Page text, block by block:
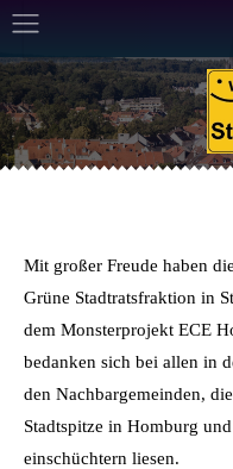
6. Februar 2014 Von Frank
Mit großer Freude haben
Grüne Stadtratsfraktion in
dem Monsterprojekt ECE
bedanken sich bei allen in
den Nachbargemeinden,
Stadtspitze in Homburg
einschüchtern liesen.